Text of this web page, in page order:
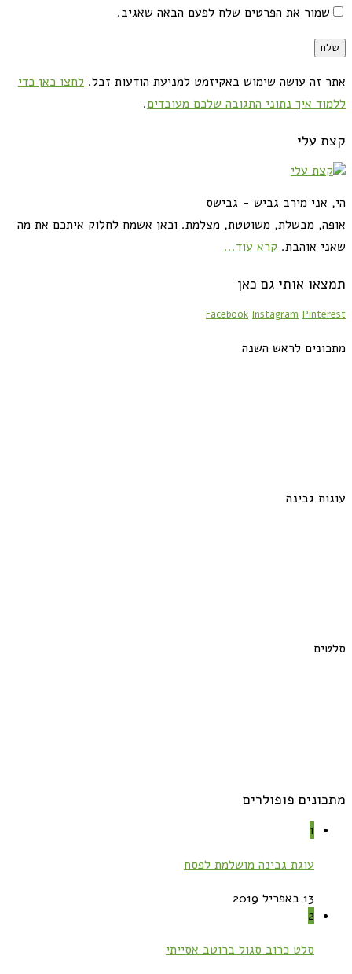
שמור את הפרטים שלח לפעם הבאה שאגיב.
אתר זה עושה שימוש באקיזמט למניעת הודעות זבל. לחצו כאן כדי
ללמוד איך נתוני התגובה שלכם מעובדים.
קצת עלי
הי, אני מירב גביש - גבישס
אופה, מבשלת, משוטטת, מצלמת. וכאן אשמח לחלוק איתכם את מה
שאני אוהבת. קרא עוד...
תמצאו אותי גם כאן
Facebook Instagram Pinterest
מתכונים לראש השנה
עוגות גבינה
סלטים
מתכונים פופולרים
1
עוגת גבינה מושלמת לפסח
13 באפריל 2019
2
סלט כרוב סגול ברוטב אסייתי